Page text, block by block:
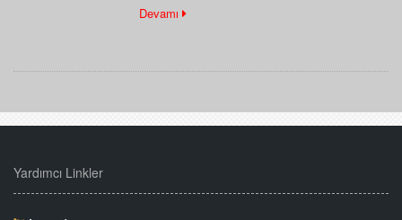
tanıyorum.Eskişehire sınava hazırlanmak için…
Devamı
Yardımcı Linkler